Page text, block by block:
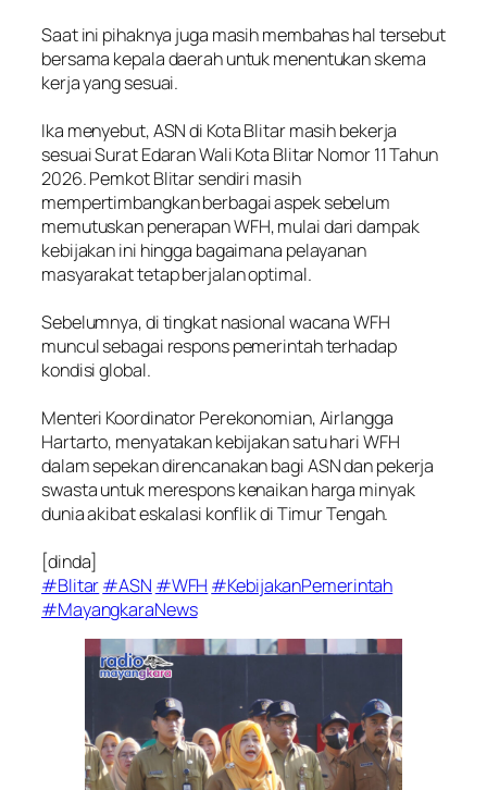
Saat ini pihaknya juga masih membahas hal tersebut
bersama kepala daerah untuk menentukan skema
kerja yang sesuai.
Ika menyebut, ASN di Kota Blitar masih bekerja
sesuai Surat Edaran Wali Kota Blitar Nomor 11 Tahun
2026. Pemkot Blitar sendiri masih
mempertimbangkan berbagai aspek sebelum
memutuskan penerapan WFH, mulai dari dampak
kebijakan ini hingga bagaimana pelayanan
masyarakat tetap berjalan optimal.
Sebelumnya, di tingkat nasional wacana WFH
muncul sebagai respons pemerintah terhadap
kondisi global.
Menteri Koordinator Perekonomian, Airlangga
Hartarto, menyatakan kebijakan satu hari WFH
dalam sepekan direncanakan bagi ASN dan pekerja
swasta untuk merespons kenaikan harga minyak
dunia akibat eskalasi konflik di Timur Tengah.
[dinda]
#Blitar#ASN #WFH #KebijakanPemerintah
#MayangkaraNews